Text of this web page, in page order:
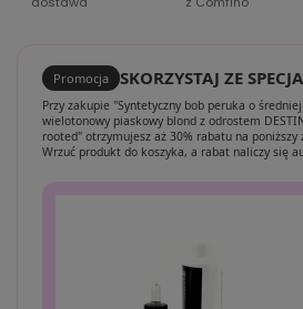
Promocja SKORZYSTAJ ZE
Przy zakupie "Syntetyczny bob peruka o
wielotonowy piaskowy blond z odrostem
rooted" otrzymujesz aż 30% rabatu na poniższy
Wrzuć produkt do koszyka, a rabat naliczy się